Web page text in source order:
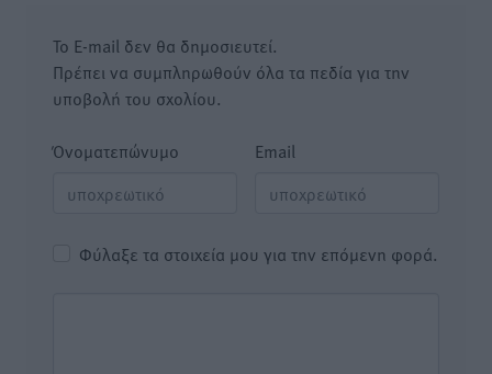
Το E-mail δεν θα δημοσιευτεί.
Πρέπει να συμπληρωθούν όλα τα πεδία για την
υποβολή του σχολίου.
Όνοματεπώνυμο Email
Φύλαξε τα στοιχεία μου για την επόμενη φορά.